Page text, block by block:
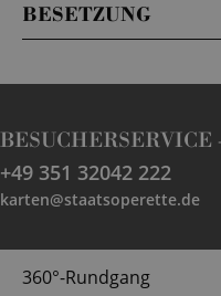
BESETZUNG
BESUCHERSERVICE
+49 351 32042 222
karten@staatsoperette.de
360°-Rundgang